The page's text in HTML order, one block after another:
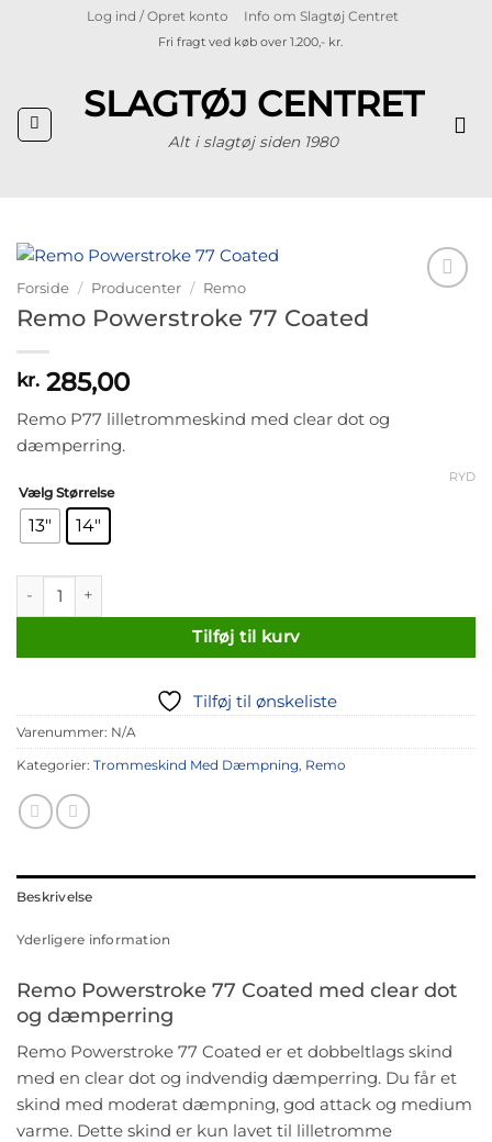
Log ind / Opret konto Info om Slagtøj Centret
Fri fragt ved køb over 1.200,- kr.
SLAGTØJ CENTRET
Alt i slagtøj siden 1980
Forside / Producenter / Remo
Remo Powerstroke 77 Coated
kr. 285,00
Remo P77 lilletrommeskind med clear dot og
dæmperring.
Vælg Størrelse
13" 14"
RYD
Tilføj til kurv
Tilføj til ønskeliste
Varenummer: N/A
Kategorier: Trommeskind Med Dæmpning, Remo
Beskrivelse
Yderligere information
Remo Powerstroke 77 Coated med clear dot
og dæmperring
Remo Powerstroke 77 Coated er et dobbeltlags skind
med en clear dot og indvendig dæmperring. Du får et
skind med moderat dæmpning, god attack og medium
varme. Dette skind er kun lavet til lilletromme